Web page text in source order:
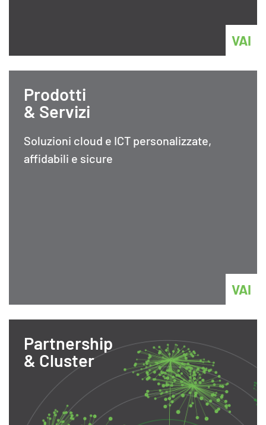
VAI
Prodotti
& Servizi
Soluzioni cloud e ICT personalizzate,
affidabili e sicure
VAI
Partnership
& Cluster